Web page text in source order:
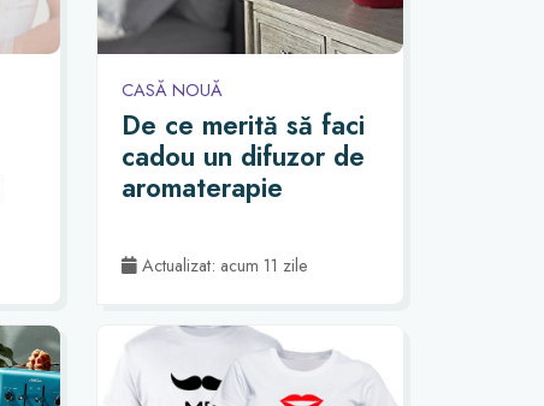
CASĂ NOUĂ
De ce merită să faci
cadou un difuzor de
aromaterapie
Actualizat: acum 11 zile